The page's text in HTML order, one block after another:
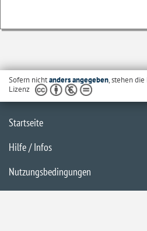
Sofern nichtanders angegeben, stehen
Lizenz
Startseite
Hilfe / Infos
Nutzungsbedingungen